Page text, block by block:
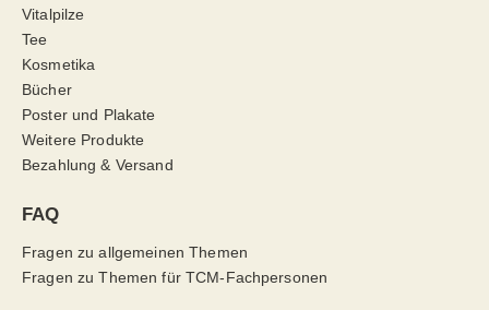
Vitalpilze
Tee
Kosmetika
Bücher
Poster und Plakate
Weitere Produkte
Bezahlung & Versand
FAQ
Fragen zu allgemeinen Themen
Fragen zu Themen für TCM-Fachpersonen